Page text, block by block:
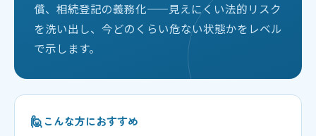
償、相続登記の義務化——見えにくい法的リスク
を洗い出し、今どのくらい危ない状態かをレベル
で示します。
🙋こんな方におすすめ